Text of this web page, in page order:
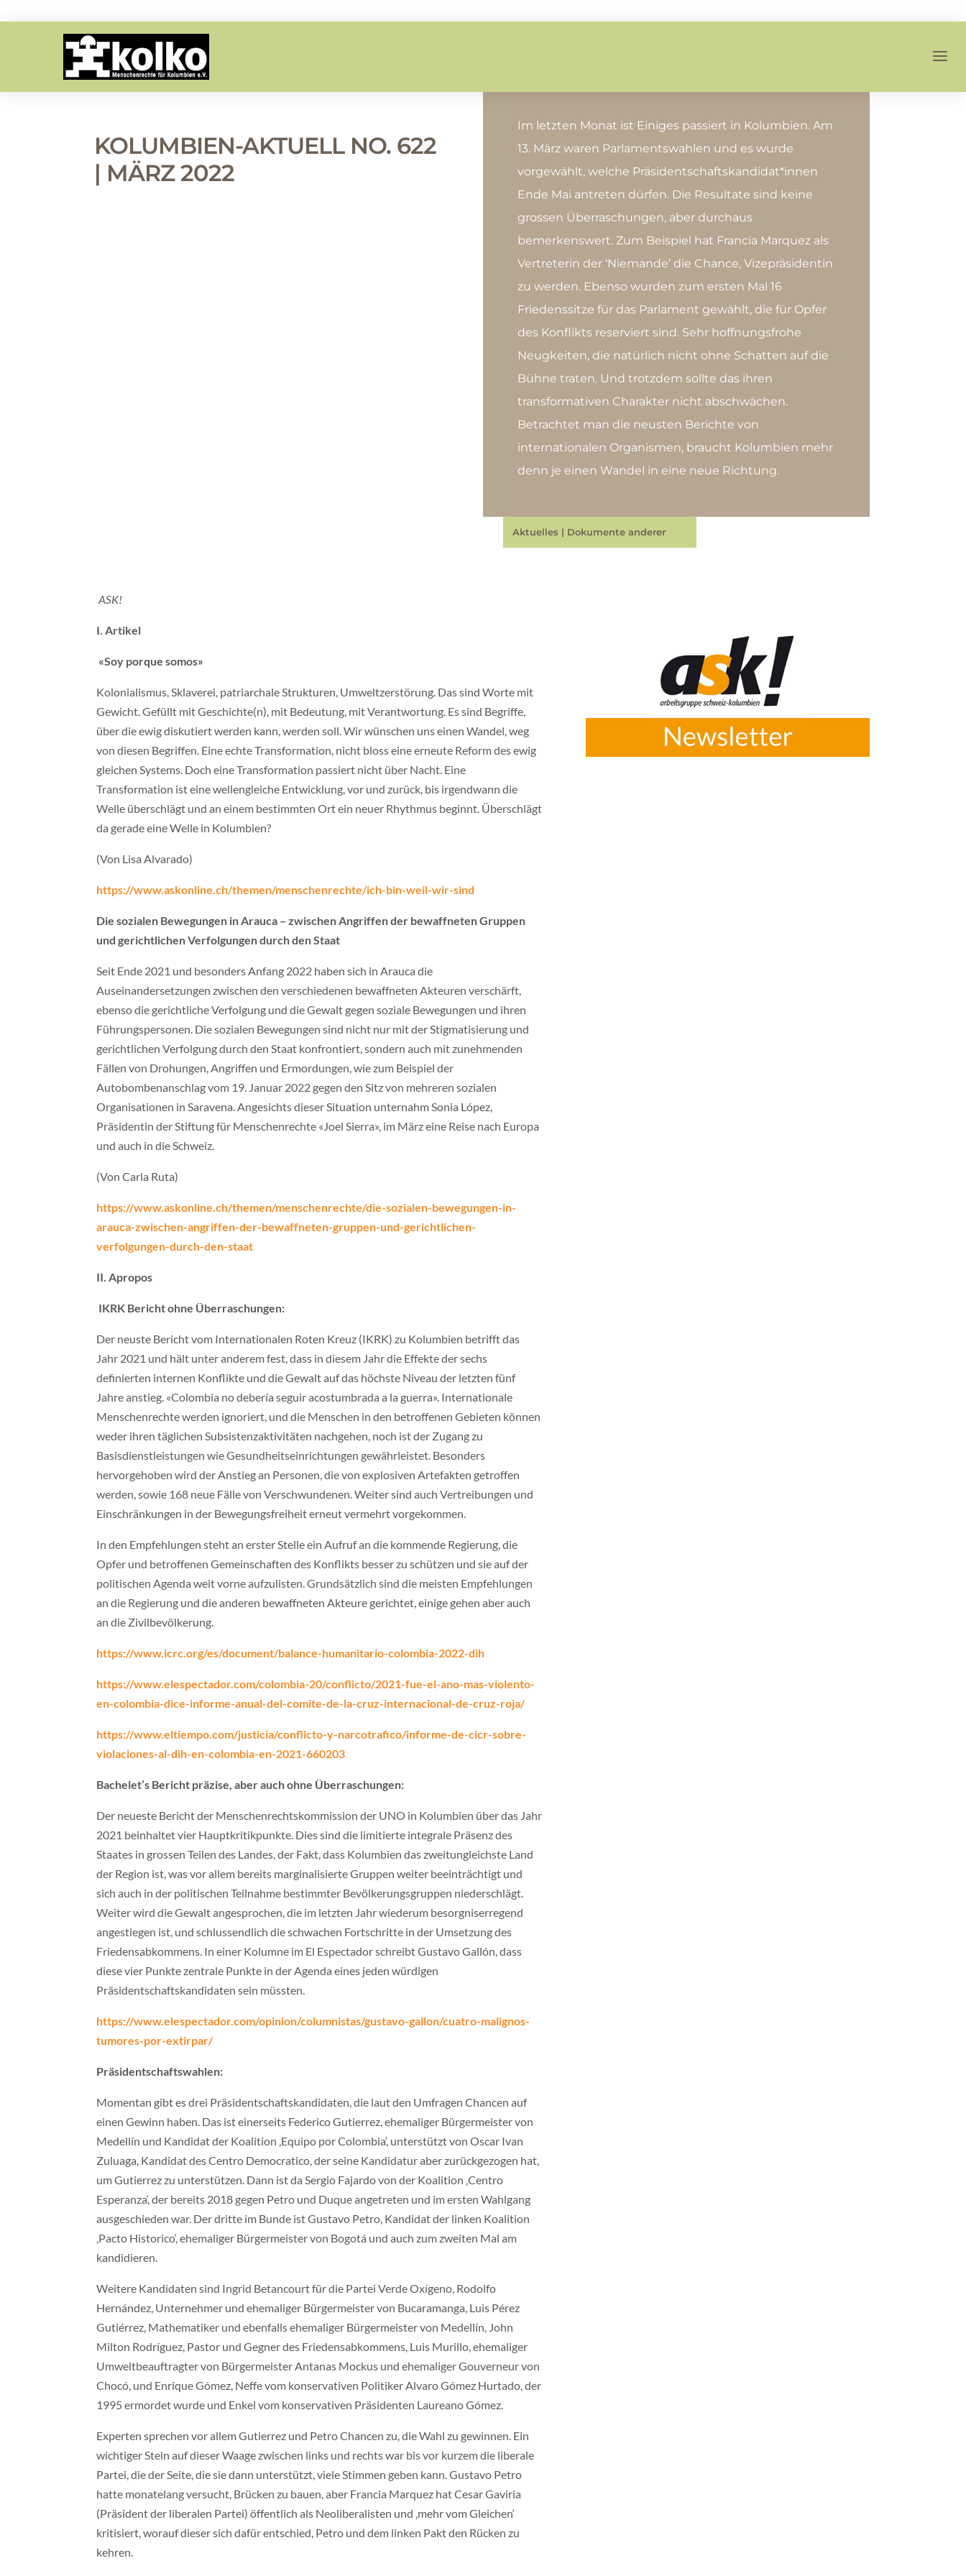
KOLUMBIEN-AKTUELL NO. 622
| MÄRZ 2022
Im letzten Monat ist Einiges passiert in Kolumbien. Am
13. März waren Parlamentswahlen und es wurde
vorgewählt, welche Präsidentschaftskandidat*innen
Ende Mai antreten dürfen. Die Resultate sind keine
grossen Überraschungen, aber durchaus
bemerkenswert. Zum Beispiel hat Francia Marquez als
Vertreterin der ‘Niemande’ die Chance, Vizepräsidentin
zu werden. Ebenso wurden zum ersten Mal 16
Friedenssitze für das Parlament gewählt, die für Opfer
des Konflikts reserviert sind. Sehr hoffnungsfrohe
Neugkeiten, die natürlich nicht ohne Schatten auf die
Bühne traten. Und trotzdem sollte das ihren
transformativen Charakter nicht abschwächen.
Betrachtet man die neusten Berichte von
internationalen Organismen, braucht Kolumbien mehr
denn je einen Wandel in eine neue Richtung.
Aktuelles| Dokumente anderer
ASK!
I. Artikel
«Soy porque somos»
Kolonialismus, Sklaverei, patriarchale Strukturen, Umweltzerstörung. Das sind Worte mit
Gewicht. Gefüllt mit Geschichte(n), mit Bedeutung, mit Verantwortung. Es sind Begriffe,
über die ewig diskutiert werden kann, werden soll. Wir wünschen uns einen Wandel, weg
von diesen Begriffen. Eine echte Transformation, nicht bloss eine erneute Reform des ewig
gleichen Systems. Doch eine Transformation passiert nicht über Nacht. Eine
Transformation ist eine wellengleiche Entwicklung, vor und zurück, bis irgendwann die
Welle überschlägt und an einem bestimmten Ort ein neuer Rhythmus beginnt. Überschlägt
da gerade eine Welle in Kolumbien?
(Von Lisa Alvarado)
https://www.askonline.ch/themen/menschenrechte/ich-bin-weil-wir-sind
Die sozialen Bewegungen in Arauca – zwischen Angriffen der bewaffneten Gruppen
und gerichtlichen Verfolgungen durch den Staat
Seit Ende 2021 und besonders Anfang 2022 haben sich in Arauca die
Auseinandersetzungen zwischen den verschiedenen bewaffneten Akteuren verschärft,
ebenso die gerichtliche Verfolgung und die Gewalt gegen soziale Bewegungen und ihren
Führungspersonen. Die sozialen Bewegungen sind nicht nur mit der Stigmatisierung und
gerichtlichen Verfolgung durch den Staat konfrontiert, sondern auch mit zunehmenden
Fällen von Drohungen, Angriffen und Ermordungen, wie zum Beispiel der
Autobombenanschlag vom 19. Januar 2022 gegen den Sitz von mehreren sozialen
Organisationen in Saravena. Angesichts dieser Situation unternahm Sonia López,
Präsidentin der Stiftung für Menschenrechte «Joel Sierra», im März eine Reise nach Europa
und auch in die Schweiz.
(Von Carla Ruta)
https://www.askonline.ch/themen/menschenrechte/die-sozialen-bewegungen-in-
arauca-zwischen-angriffen-der-bewaffneten-gruppen-und-gerichtlichen-
verfolgungen-durch-den-staat
II. Apropos
IKRK Bericht ohne Überraschungen:
Der neuste Bericht vom Internationalen Roten Kreuz (IKRK) zu Kolumbien betrifft das
Jahr 2021 und hält unter anderem fest, dass in diesem Jahr die Effekte der sechs
definierten internen Konflikte und die Gewalt auf das höchste Niveau der letzten fünf
Jahre anstieg. «Colombia no debería seguir acostumbrada a la guerra». Internationale
Menschenrechte werden ignoriert, und die Menschen in den betroffenen Gebieten können
weder ihren täglichen Subsistenzaktivitäten nachgehen, noch ist der Zugang zu
Basisdienstleistungen wie Gesundheitseinrichtungen gewährleistet. Besonders
hervorgehoben wird der Anstieg an Personen, die von explosiven Artefakten getroffen
werden, sowie 168 neue Fälle von Verschwundenen. Weiter sind auch Vertreibungen und
Einschränkungen in der Bewegungsfreiheit erneut vermehrt vorgekommen.
In den Empfehlungen steht an erster Stelle ein Aufruf an die kommende Regierung, die
Opfer und betroffenen Gemeinschaften des Konflikts besser zu schützen und sie auf der
politischen Agenda weit vorne aufzulisten. Grundsätzlich sind die meisten Empfehlungen
an die Regierung und die anderen bewaffneten Akteure gerichtet, einige gehen aber auch
an die Zivilbevölkerung.
https://www.icrc.org/es/document/balance-humanitario-colombia-2022-dih
https://www.elespectador.com/colombia-20/conflicto/2021-fue-el-ano-mas-violento-
en-colombia-dice-informe-anual-del-comite-de-la-cruz-internacional-de-cruz-roja/
https://www.eltiempo.com/justicia/conflicto-y-narcotrafico/informe-de-cicr-sobre-
violaciones-al-dih-en-colombia-en-2021-660203
Bachelet’s Bericht präzise, aber auch ohne Überraschungen:
Der neueste Bericht der Menschenrechtskommission der UNO in Kolumbien über das Jahr
2021 beinhaltet vier Hauptkritikpunkte. Dies sind die limitierte integrale Präsenz des
Staates in grossen Teilen des Landes, der Fakt, dass Kolumbien das zweitungleichste Land
der Region ist, was vor allem bereits marginalisierte Gruppen weiter beeinträchtigt und
sich auch in der politischen Teilnahme bestimmter Bevölkerungsgruppen niederschlägt.
Weiter wird die Gewalt angesprochen, die im letzten Jahr wiederum besorgniserregend
angestiegen ist, und schlussendlich die schwachen Fortschritte in der Umsetzung des
Friedensabkommens. In einer Kolumne im El Espectador schreibt Gustavo Gallón, dass
diese vier Punkte zentrale Punkte in der Agenda eines jeden würdigen
Präsidentschaftskandidaten sein müssten.
https://www.elespectador.com/opinion/columnistas/gustavo-gallon/cuatro-malignos-
tumores-por-extirpar/
Präsidentschaftswahlen:
Momentan gibt es drei Präsidentschaftskandidaten, die laut den Umfragen Chancen auf
einen Gewinn haben. Das ist einerseits Federico Gutierrez, ehemaliger Bürgermeister von
Medellín und Kandidat der Koalition ‚Equipo por Colombia‘, unterstützt von Oscar Ivan
Zuluaga, Kandidat des Centro Democratico, der seine Kandidatur aber zurückgezogen hat,
um Gutierrez zu unterstützen. Dann ist da Sergio Fajardo von der Koalition ‚Centro
Esperanza‘, der bereits 2018 gegen Petro und Duque angetreten und im ersten Wahlgang
ausgeschieden war. Der dritte im Bunde ist Gustavo Petro, Kandidat der linken Koalition
‚Pacto Historico‘, ehemaliger Bürgermeister von Bogotá und auch zum zweiten Mal am
kandidieren.
Weitere Kandidaten sind Ingrid Betancourt für die Partei Verde Oxígeno, Rodolfo
Hernández, Unternehmer und ehemaliger Bürgermeister von Bucaramanga, Luis Pérez
Gutiérrez, Mathematiker und ebenfalls ehemaliger Bürgermeister von Medellín, John
Milton Rodríguez, Pastor und Gegner des Friedensabkommens, Luis Murillo, ehemaliger
Umweltbeauftragter von Bürgermeister Antanas Mockus und ehemaliger Gouverneur von
Chocó, und Enrique Gómez, Neffe vom konservativen Politiker Alvaro Gómez Hurtado, der
1995 ermordet wurde und Enkel vom konservativen Präsidenten Laureano Gómez.
Experten sprechen vor allem Gutierrez und Petro Chancen zu, die Wahl zu gewinnen. Ein
wichtiger Stein auf dieser Waage zwischen links und rechts war bis vor kurzem die liberale
Partei, die der Seite, die sie dann unterstützt, viele Stimmen geben kann. Gustavo Petro
hatte monatelang versucht, Brücken zu bauen, aber Francia Marquez hat Cesar Gaviria
(Präsident der liberalen Partei) öffentlich als Neoliberalisten und ‚mehr vom Gleichen‘
kritisiert, worauf dieser sich dafür entschied, Petro und dem linken Pakt den Rücken zu
kehren.